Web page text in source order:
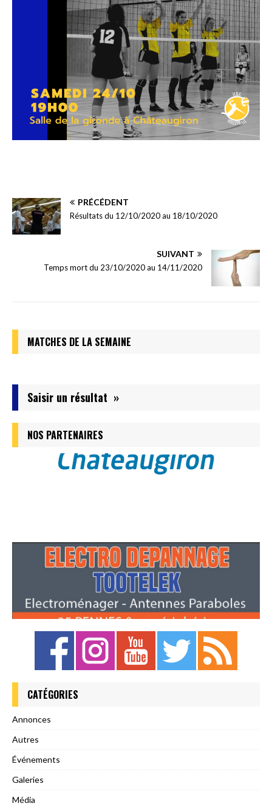
PRÉCÉDENT
Résultats du 12/10/2020 au 18/10/2020
SUIVANT
Temps mort du 23/10/2020 au 14/11/2020
MATCHES DE LA SEMAINE
Saisir un résultat »
NOS PARTENAIRES
CATÉGORIES
Annonces
Autres
Événements
Galeries
Média